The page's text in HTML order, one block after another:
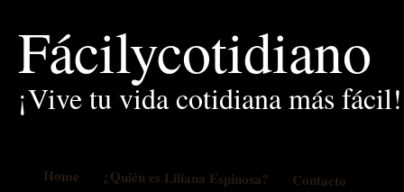
Fácilycotidiano
¡Vive tu vida cotidiana más fácil!
Home ¿Quién es Liliana Espinosa? Contacto